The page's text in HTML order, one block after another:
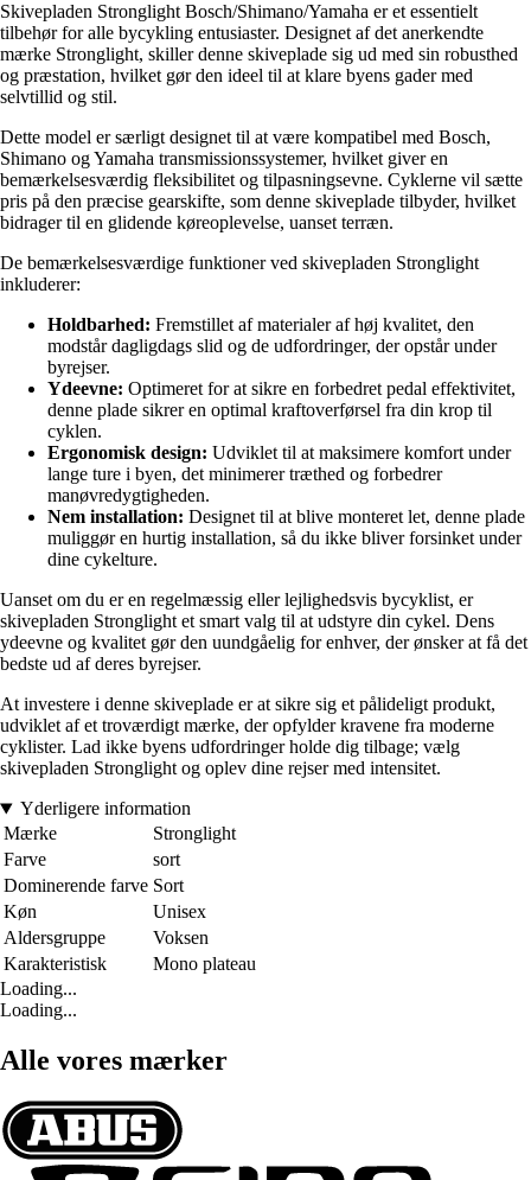
Skivepladen Stronglight Bosch/Shimano/Yamaha er et essentielt
tilbehør for alle bycykling entusiaster. Designet af det anerkendte
mærke Stronglight, skiller denne skiveplade sig ud med sin robusthed
og præstation, hvilket gør den ideel til at klare byens gader med
selvtillid og stil.
Dette model er særligt designet til at være kompatibel med Bosch,
Shimano og Yamaha transmissionssystemer, hvilket giver en
bemærkelsesværdig fleksibilitet og tilpasningsevne. Cyklerne vil sætte
pris på den præcise gearskifte, som denne skiveplade tilbyder, hvilket
bidrager til en glidende køreoplevelse, uanset terræn.
De bemærkelsesværdige funktioner ved skivepladen Stronglight
inkluderer:
Holdbarhed: Fremstillet af materialer af høj kvalitet, den
modstår dagligdags slid og de udfordringer, der opstår under
byrejser.
Ydeevne: Optimeret for at sikre en forbedret pedal effektivitet,
denne plade sikrer en optimal kraftoverførsel fra din krop til
cyklen.
Ergonomisk design: Udviklet til at maksimere komfort under
lange ture i byen, det minimerer træthed og forbedrer
manøvredygtigheden.
Nem installation: Designet til at blive monteret let, denne plade
muliggør en hurtig installation, så du ikke bliver forsinket under
dine cykelture.
Uanset om du er en regelmæssig eller lejlighedsvis bycyklist, er
skivepladen Stronglight et smart valg til at udstyre din cykel. Dens
ydeevne og kvalitet gør den uundgåelig for enhver, der ønsker at få det
bedste ud af deres byrejser.
At investere i denne skiveplade er at sikre sig et pålideligt produkt,
udviklet af et troværdigt mærke, der opfylder kravene fra moderne
cyklister. Lad ikke byens udfordringer holde dig tilbage; vælg
skivepladen Stronglight og oplev dine rejser med intensitet.
Yderligere information
Mærke
Stronglight
Farve
sort
Dominerende farve Sort
Køn
Unisex
Aldersgruppe
Voksen
Karakteristisk
Mono plateau
Loading...
Loading...
Alle vores mærker